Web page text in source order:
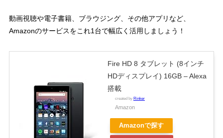
動画視聴や電子書籍、ブラウジング、その他アプリなど、
Amazonのサービスをこれ1台で幅広く活用しましょう！
Fire HD 8 タブレット (8インチ
HDディスプレイ) 16GB – Alexa
搭載
created by Rinker
Amazon
Amazonで探す